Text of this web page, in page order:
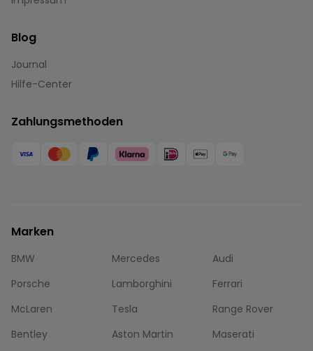
Blog
Journal
Hilfe-Center
Zahlungsmethoden
Marken
BMW Mercedes
Audi
Porsche
Lamborghini
Ferrari
McLaren
Tesla
Range Rover
Bentley
Aston Martin
Maserati